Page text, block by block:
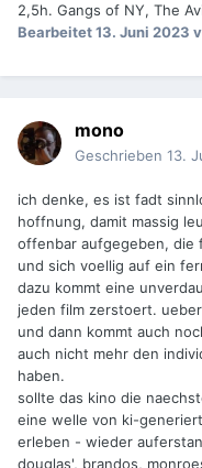
2,5h. Gangs of NY, The
Bearbeitet13. Juni 2023
mono
Geschrieben 13.
ich denke, es ist fadt
hoffnung, damit massig
offenbar aufgegeben, die
und sich voellig auf ein
dazu kommt eine
jeden film zerstoert.
und dann kommt auch
auch nicht mehr den
haben.
sollte das kino die
eine welle von ki-
erleben - wieder
douglas', brandos,